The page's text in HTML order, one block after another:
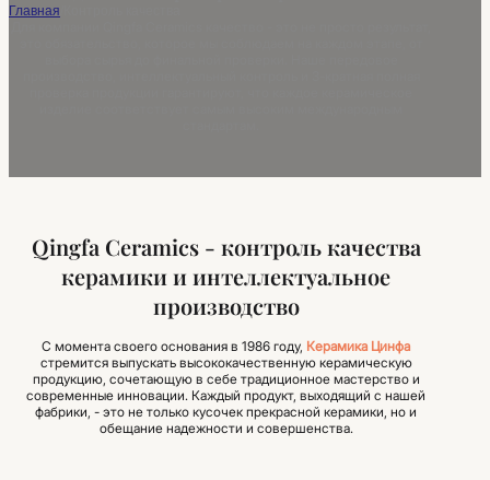
Главная
Qingfa Ceramics - контроль качества
керамики и интеллектуальное
производство
С момента своего основания в 1986 году, Керамика Цинфа
стремится выпускать высококачественную керамическую
продукцию, сочетающую в себе традиционное мастерство и
современные инновации. Каждый продукт, выходящий с нашей
фабрики, - это не только кусочек прекрасной керамики, но и
обещание надежности и совершенства.